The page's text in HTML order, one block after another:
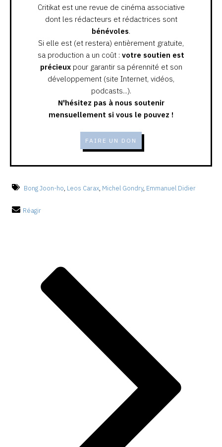
Critikat est une revue de cinéma associative
dont les rédacteurs et rédactrices sont
bénévoles.
Si elle est (et restera) entièrement gratuite,
sa production a un coût : votre soutien est
précieuxpour garantir sa pérennité et son
développement (site Internet, vidéos,
podcasts...).
N'hésitez pas à nous soutenir
mensuellement si vous le pouvez !
FAIRE UN DON
Bong Joon-ho, Leos Carax, Michel Gondry, Emmanuel Didier
Réagir